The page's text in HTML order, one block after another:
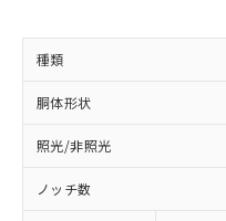
種類
胴体形状
照光/非照光
ノッチ数